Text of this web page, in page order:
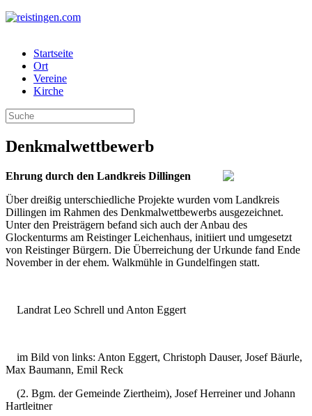
Startseite
Ort
Vereine
Kirche
Denkmalwettbewerb
Ehrung durch den Landkreis Dillingen
Über dreißig unterschiedliche Projekte wurden vom Landkreis
Dillingen im Rahmen des Denkmalwettbewerbs ausgezeichnet.
Unter den Preisträgern befand sich auch der Anbau des
Glockenturms am Reistinger Leichenhaus, initiiert und umgesetzt
von Reistinger Bürgern. Die Überreichung der Urkunde fand Ende
November in der ehem. Walkmühle in Gundelfingen statt.
Landrat Leo Schrell und Anton Eggert
im Bild von links: Anton Eggert, Christoph Dauser, Josef Bäurle,
Max Baumann, Emil Reck
(2. Bgm. der Gemeinde Ziertheim), Josef Herreiner und Johann
Hartleitner